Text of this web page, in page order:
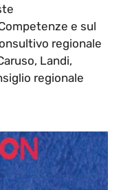
e sul
regionale
Landi,
regionale